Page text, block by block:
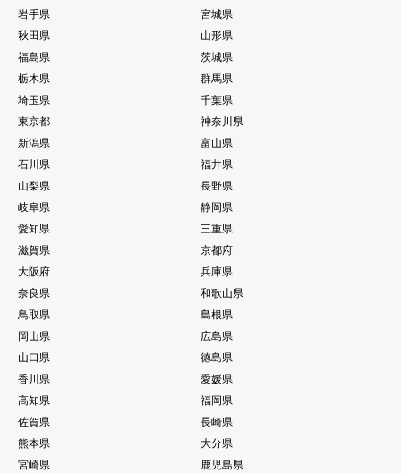
岩手県
宮城県
秋田県
山形県
福島県
茨城県
栃木県
群馬県
埼玉県
千葉県
東京都
神奈川県
新潟県
富山県
石川県
福井県
山梨県
長野県
岐阜県
静岡県
愛知県
三重県
滋賀県
京都府
大阪府
兵庫県
奈良県
和歌山県
鳥取県
島根県
岡山県
広島県
山口県
徳島県
香川県
愛媛県
高知県
福岡県
佐賀県
長崎県
熊本県
大分県
宮崎県
鹿児島県